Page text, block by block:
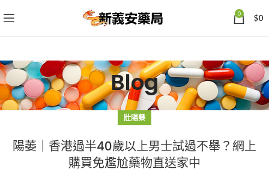
0 $0
Blog
壯陽藥
陽萎｜香港過半40歲以上男士試過不舉？網上
購買免尷尬藥物直送家中